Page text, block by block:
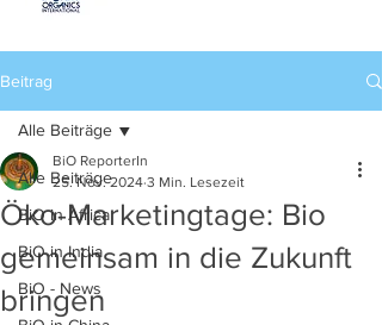
Beitrag
Alle Beiträge
BiO in Africa
BiO in India
BiO - News
Alle Beiträge
Öko-Marketingtage: Bio
gemeinsam in die Zukunft
bringen
BiO ReporterIn
25. Nov. 2024 3 Min. Lesezeit